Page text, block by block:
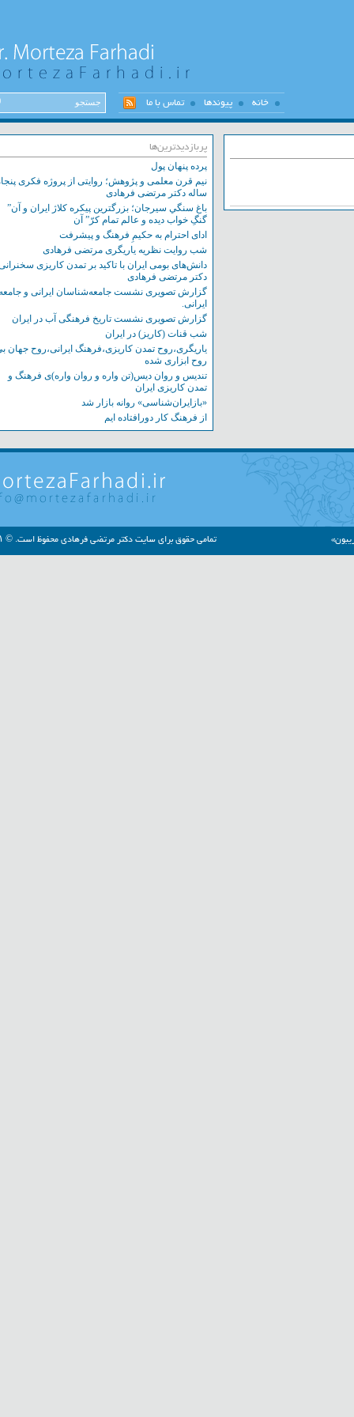
خانه پیوندها تماس با ما
پربازدیدترین‌ها
پرده پنهان پول
نیم قرن معلمی و پژوهش؛ روایتی از پروژه فکری پنجاه
ساله دکتر مرتضی فرهادی
باغ سنگي سيرجان؛ بزرگترين پيکره کلاژ ايران و آن”
گنگِ خواب ديده و عالم تمام کرّ” آن
ادای احترام به حکیمِ فرهنگ و پیشرفت
شب روایت نظریه یاریگری مرتضی فرهادی
دانش‌های بومی ایران با تاکید بر تمدن کاریزی سخنرانی
دکتر مرتضی فرهادی
گزارش تصویری نشست‌ جامعه‌شناسان ایرانی و جامعه
ایرانی.
گزارش تصویری نشست تاریخ فرهنگی آب در ایران
شب قنات (کاریز) در ایران
یاریگری،روح تمدن کاریزی،فرهنگ ایرانی،روح جهان بی
روح ابزاری شده
تندیس و روان دیس(تن واره و روان واره)ی فرهنگ و
تمدن کاریزی ایران
«بازایران‌شناسی» روانه بازار شد
از فرهنگ کار دورافتاده ایم
تمامی حقوق برای سایت دکتر مرتضی فرهادی محفوظ است. © ۱۳۹۱